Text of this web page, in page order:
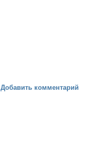
Добавить комментарий